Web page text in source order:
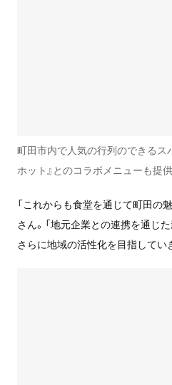
町田市内で人気の行列のできるス
ホット』とのコラボメニューも提供
「これからも食堂を通じて町田の
さん。「地元企業との連携を通じ
さらに地域の活性化を目指してい